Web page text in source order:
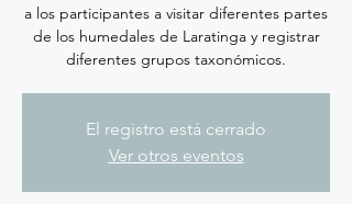
a los participantes a visitar diferentes partes
de los humedales de Laratinga y registrar
diferentes grupos taxonómicos.
El registro está cerrado
Ver otros eventos